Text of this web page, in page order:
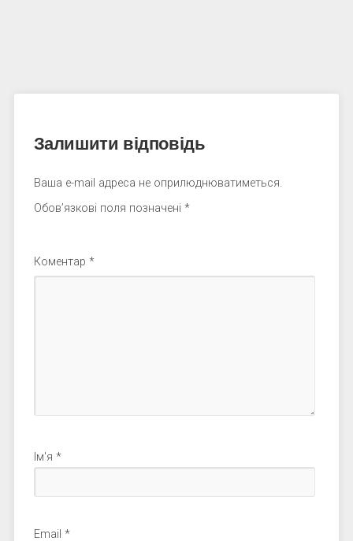
Залишити відповідь
Ваша e-mail адреса не оприлюднюватиметься.
Обов’язкові поля позначені *
Коментар *
Ім'я *
Email *